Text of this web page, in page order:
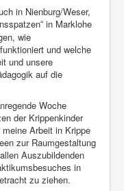
in Nienburg/Weser,
“ in Marklohe
wie
und welche
und unsere
auf die
Woche
der Krippenkinder
Arbeit in Krippe
zur Raumgestaltung
Auszubildenden
in
zu ziehen.